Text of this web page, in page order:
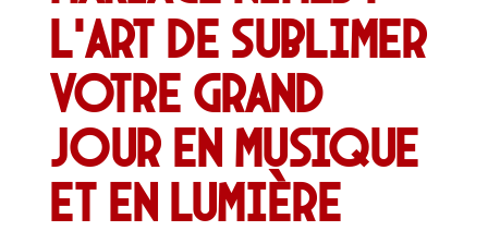
l’art de sublimer
votre grand
jour en musique
et en lumière